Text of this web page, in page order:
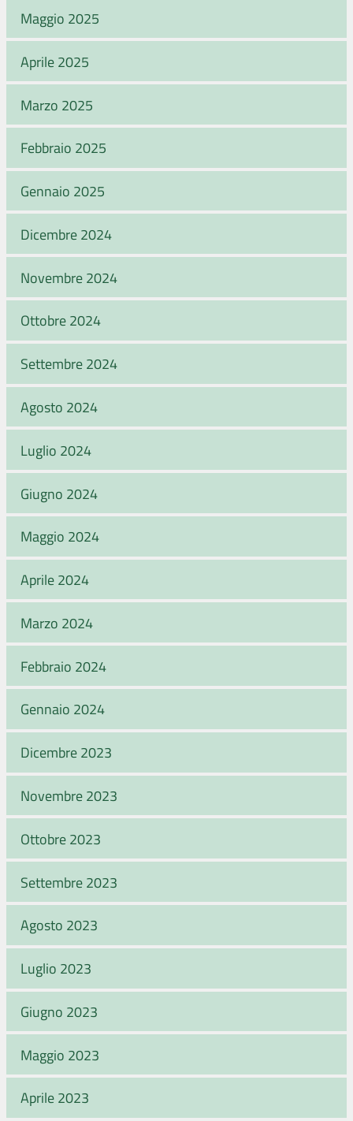
Maggio 2025
Aprile 2025
Marzo 2025
Febbraio 2025
Gennaio 2025
Dicembre 2024
Novembre 2024
Ottobre 2024
Settembre 2024
Agosto 2024
Luglio 2024
Giugno 2024
Maggio 2024
Aprile 2024
Marzo 2024
Febbraio 2024
Gennaio 2024
Dicembre 2023
Novembre 2023
Ottobre 2023
Settembre 2023
Agosto 2023
Luglio 2023
Giugno 2023
Maggio 2023
Aprile 2023